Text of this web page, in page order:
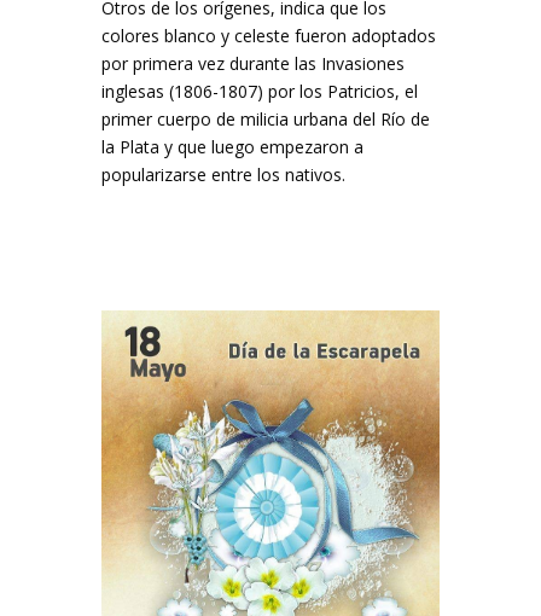
Otros de los orígenes, indica que los
colores blanco y celeste fueron adoptados
por primera vez durante las Invasiones
inglesas (1806-1807) por los Patricios, el
primer cuerpo de milicia urbana del Río de
la Plata y que luego empezaron a
popularizarse entre los nativos.